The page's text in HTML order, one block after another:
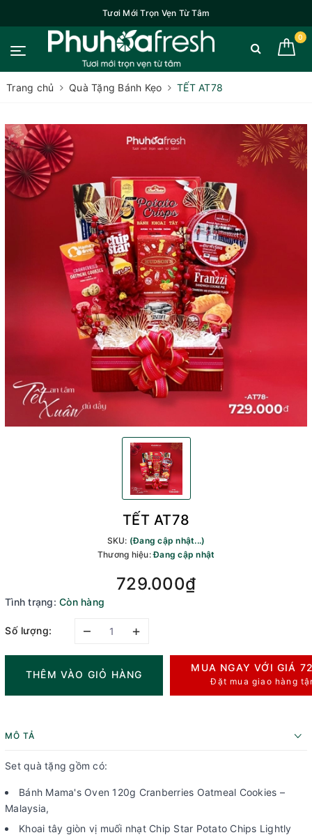
Tươi Mới Trọn Vẹn Từ Tâm
0
Trang chủ Quà Tặng Bánh Kẹo TẾT AT78
TẾT AT78
SKU: (Đang cập nhật...)
Thương hiệu:Đang cập nhật
729.000₫
Tình trạng: Còn hàng
Số lượng: – +
THÊM VÀO GIỎ HÀNG
MUA NGAY VỚI GIÁ
Đặt mua giao hàng
MÔ TẢ
Set quà tặng gồm có:
Bánh Mama's Oven 120g Cranberries Oatmeal Cookies –
Malaysia,
Khoai tây giòn vị muối nhạt Chip Star Potato Chips Lightly